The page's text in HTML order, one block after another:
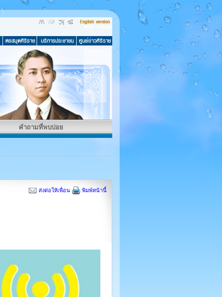
คำถามที่พบบ่อย
ส่งต่อให้เพื่อน พิมพ์หน้านี้